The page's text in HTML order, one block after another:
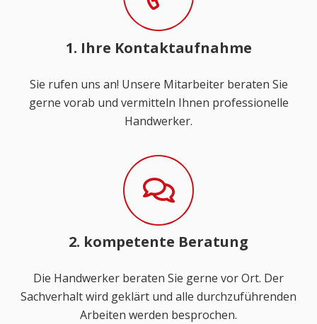
1. Ihre Kontaktaufnahme
Sie rufen uns an! Unsere Mitarbeiter beraten Sie
gerne vorab und vermitteln Ihnen professionelle
Handwerker.
2. kompetente Beratung
Die Handwerker beraten Sie gerne vor Ort. Der
Sachverhalt wird geklärt und alle durchzuführenden
Arbeiten werden besprochen.